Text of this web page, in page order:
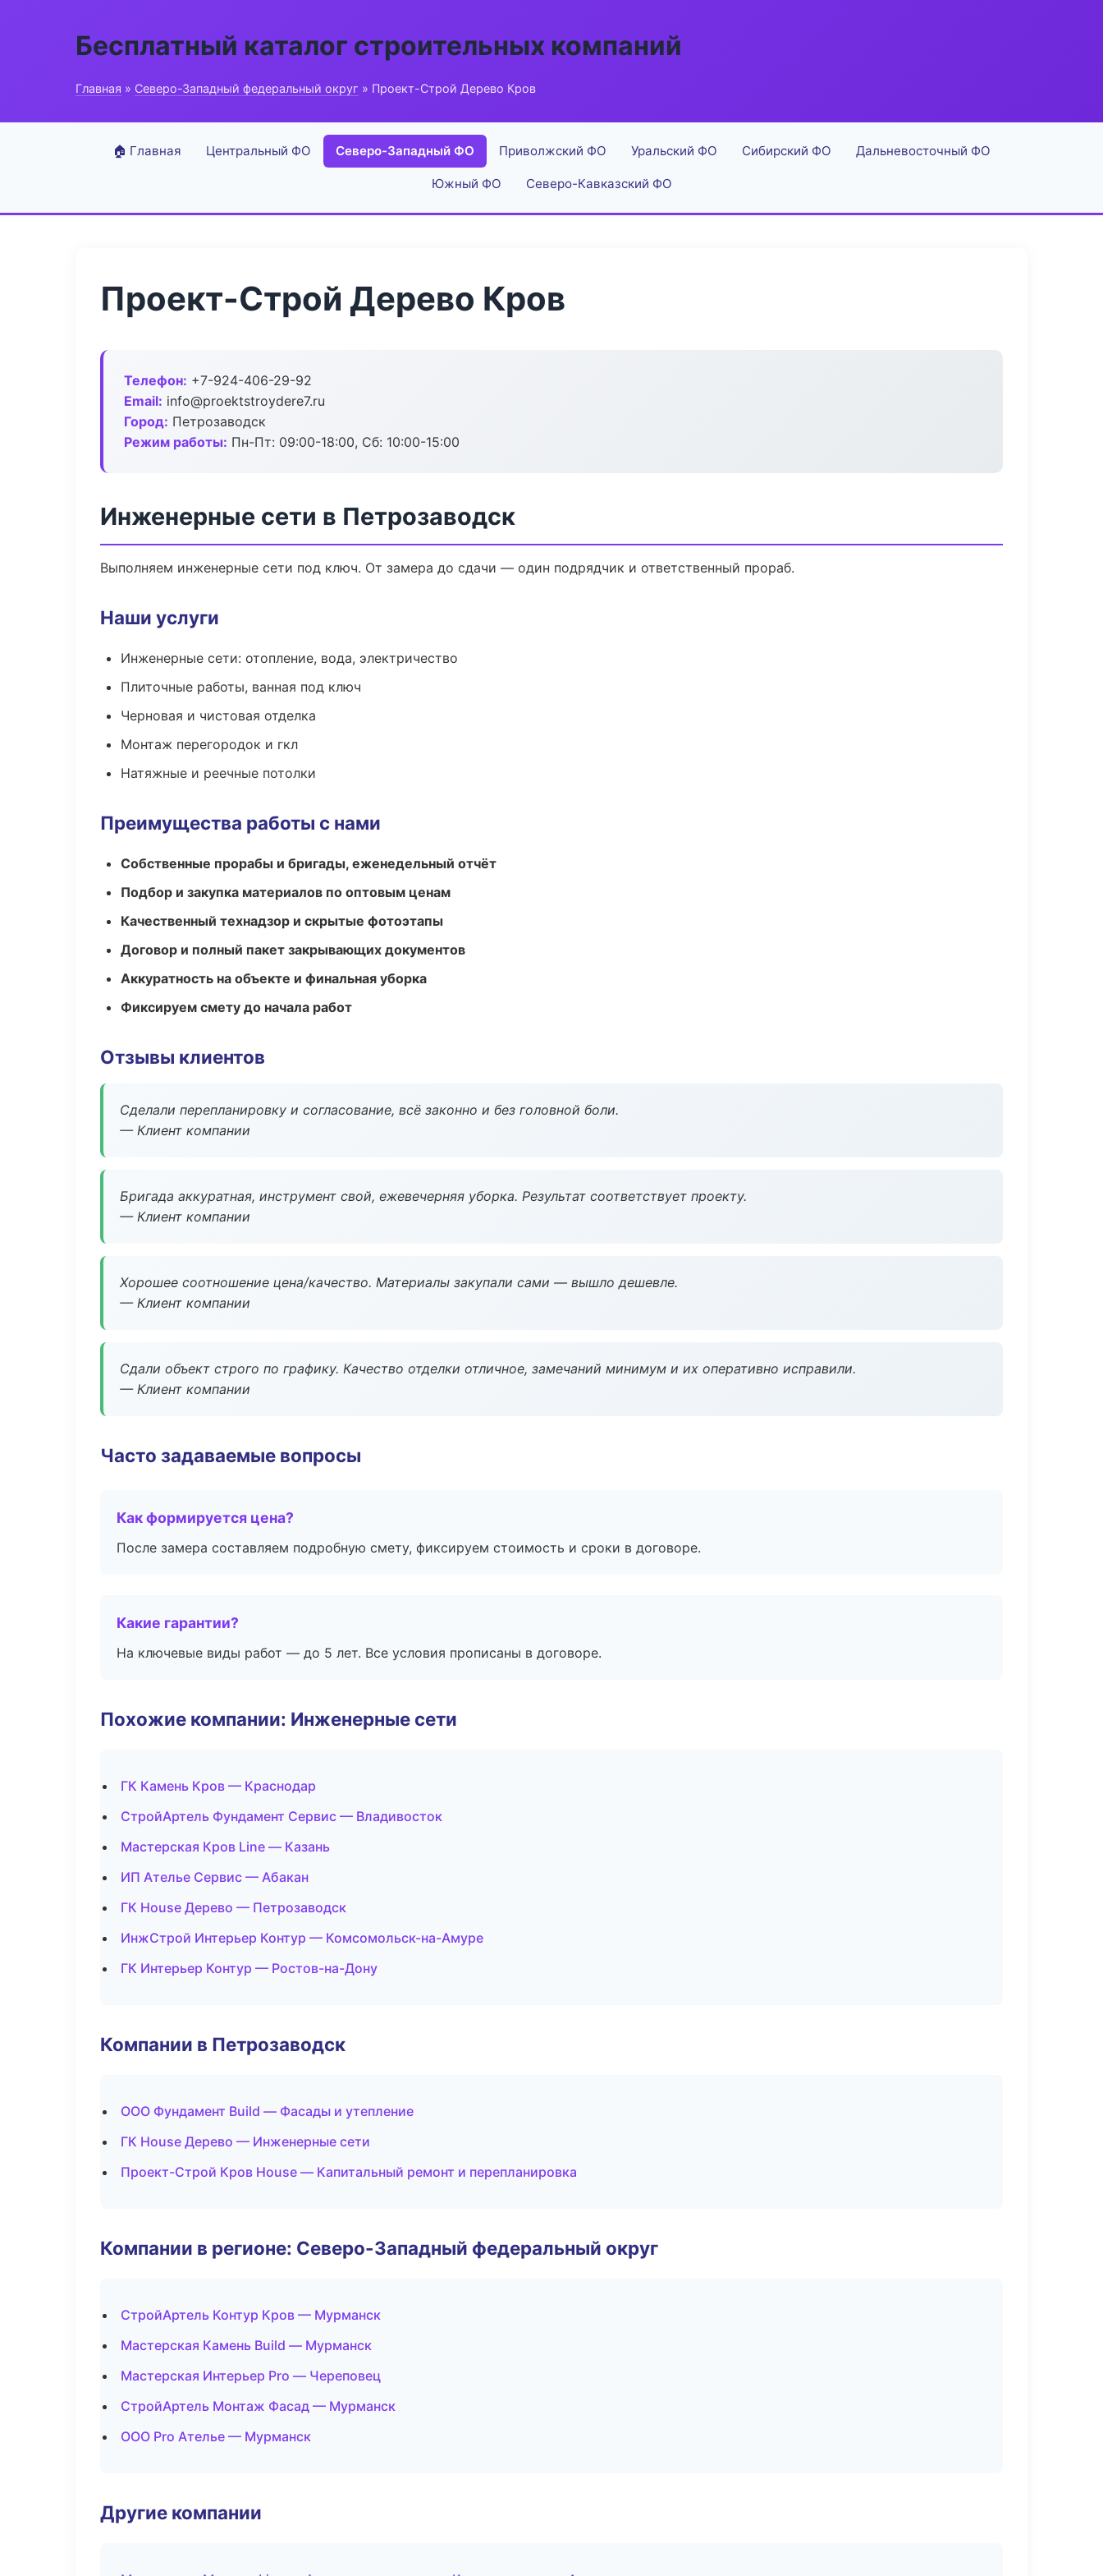
Бесплатный каталог строительных компаний
Главная » Северо-Западный федеральный округ » Проект-Строй Дерево Кров
🏠 Главная Центральный ФО Северо-Западный ФО Приволжский ФО Уральский ФО Сибирский ФО Дальневосточный ФО
Южный ФО Северо-Кавказский ФО
Проект-Строй Дерево Кров
Телефон: +7-924-406-29-92
Email: info@proektstroydere7.ru
Город: Петрозаводск
Режим работы: Пн-Пт: 09:00-18:00, Сб: 10:00-15:00
Инженерные сети в Петрозаводск
Выполняем инженерные сети под ключ. От замера до сдачи — один подрядчик и ответственный прораб.
Наши услуги
Инженерные сети: отопление, вода, электричество
Плиточные работы, ванная под ключ
Черновая и чистовая отделка
Монтаж перегородок и гкл
Натяжные и реечные потолки
Преимущества работы с нами
Собственные прорабы и бригады, еженедельный отчёт
Подбор и закупка материалов по оптовым ценам
Качественный технадзор и скрытые фотоэтапы
Договор и полный пакет закрывающих документов
Аккуратность на объекте и финальная уборка
Фиксируем смету до начала работ
Отзывы клиентов
Сделали перепланировку и согласование, всё законно и без головной боли.
— Клиент компании
Бригада аккуратная, инструмент свой, ежевечерняя уборка. Результат соответствует проекту.
— Клиент компании
Хорошее соотношение цена/качество. Материалы закупали сами — вышло дешевле.
— Клиент компании
Сдали объект строго по графику. Качество отделки отличное, замечаний минимум и их оперативно исправили.
— Клиент компании
Часто задаваемые вопросы
Как формируется цена?
После замера составляем подробную смету, фиксируем стоимость и сроки в договоре.
Какие гарантии?
На ключевые виды работ — до 5 лет. Все условия прописаны в договоре.
Похожие компании: Инженерные сети
ГК Камень Кров — Краснодар
СтройАртель Фундамент Сервис — Владивосток
Мастерская Кров Line — Казань
ИП Ателье Сервис — Абакан
ГК House Дерево — Петрозаводск
ИнжСтрой Интерьер Контур — Комсомольск-на-Амуре
ГК Интерьер Контур — Ростов-на-Дону
Компании в Петрозаводск
ООО Фундамент Build — Фасады и утепление
ГК House Дерево — Инженерные сети
Проект-Строй Кров House — Капитальный ремонт и перепланировка
Компании в регионе: Северо-Западный федеральный округ
СтройАртель Контур Кров — Мурманск
Мастерская Камень Build — Мурманск
Мастерская Интерьер Pro — Череповец
СтройАртель Монтаж Фасад — Мурманск
ООО Pro Ателье — Мурманск
Другие компании